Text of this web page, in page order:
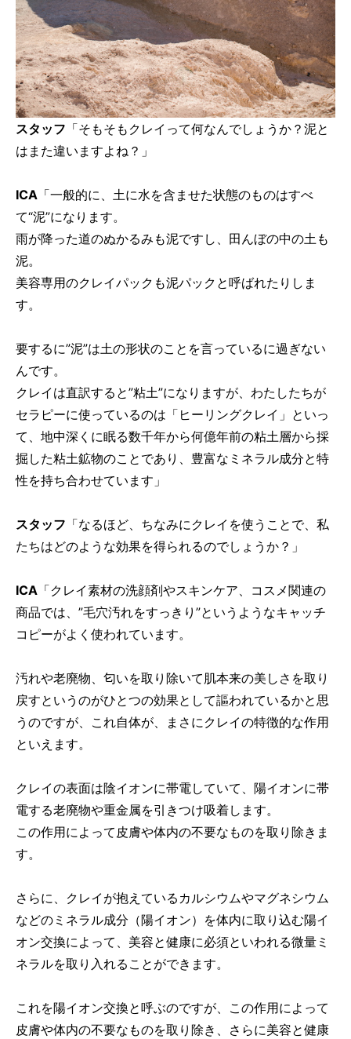
スタッフ 「そもそもクレイって何なんでしょうか？泥と
はまた違いますよね？」
ICA 「一般的に、土に水を含ませた状態のものはすべ
て“泥”になります。
雨が降った道のぬかるみも泥ですし、田んぼの中の土も
泥。
美容専用のクレイパックも泥パックと呼ばれたりしま
す。
要するに”泥”は土の形状のことを言っているに過ぎない
んです。
クレイは直訳すると”粘土”になりますが、わたしたちが
セラピーに使っているのは「ヒーリングクレイ」といっ
て、地中深くに眠る数千年から何億年前の粘土層から採
掘した粘土鉱物のことであり、豊富なミネラル成分と特
性を持ち合わせています」
スタッフ 「なるほど、ちなみにクレイを使うことで、私
たちはどのような効果を得られるのでしょうか？」
ICA 「クレイ素材の洗顔剤やスキンケア、コスメ関連の
商品では、”毛穴汚れをすっきり”というようなキャッチ
コピーがよく使われています。
汚れや老廃物、匂いを取り除いて肌本来の美しさを取り
戻すというのがひとつの効果として謳われているかと思
うのですが、これ自体が、まさにクレイの特徴的な作用
といえます。
クレイの表面は陰イオンに帯電していて、陽イオンに帯
電する老廃物や重金属を引きつけ吸着します。
この作用によって皮膚や体内の不要なものを取り除きま
す。
さらに、クレイが抱えているカルシウムやマグネシウム
などのミネラル成分（陽イオン）を体内に取り込む陽イ
オン交換によって、美容と健康に必須といわれる微量ミ
ネラルを取り入れることができます。
これを陽イオン交換と呼ぶのですが、この作用によって
皮膚や体内の不要なものを取り除き、さらに美容と健康